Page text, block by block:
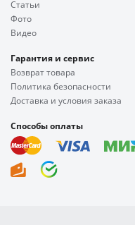
Статьи
Фото
Видео
Гарантия и сервис
Возврат товара
Политика безопасности
Доставка и условия заказа
Способы оплаты